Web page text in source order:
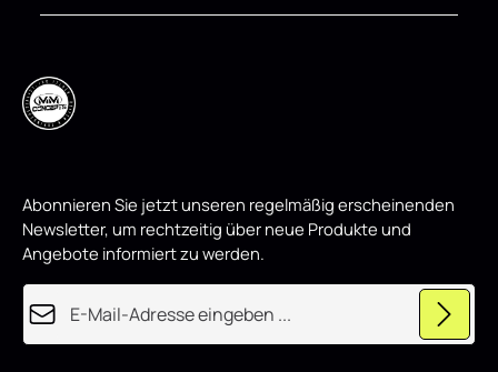
Abonnieren Sie jetzt unseren regelmäßig erscheinenden
Newsletter, um rechtzeitig über neue Produkte und
Angebote informiert zu werden.
E-Mail-Adresse*